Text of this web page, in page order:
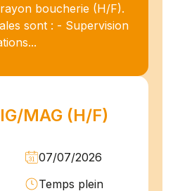
boucherie (H/F).
sont : - Supervision
MAG (H/F)
07/07/2026
Temps plein